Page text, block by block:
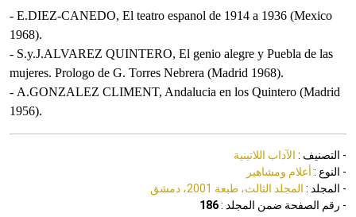
- E.DIEZ-CANEDO, El teatro espanol de 1914 a 1936 (Mexico
1968).
- S.y.J.ALVAREZ QUINTERO, El genio alegre y Puebla de las
mujeres. Prologo de G. Torres Nebrera (Madrid 1968).
- A.GONZALEZ CLIMENT, Andalucia en los Quintero (Madrid
1956).
- التصنيف : الآداب اللاتينية
- النوع : أعلام ومشاهير
- المجلد : المجلد الثالث، طبعة 2001، دمشق
- رقم الصفحة ضمن المجلد :186